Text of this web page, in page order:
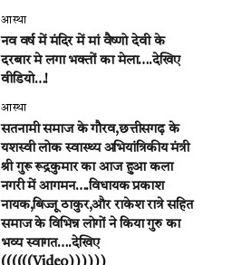
आस्था
नव वर्ष में मंदिर में मां वैष्णो देवी के
दरबार मे लगा भक्तों का मेला….देखिए
वीडियो…!
आस्था
सतनामी समाज के गौरव,छत्तीसगढ़ के
यशस्वी लोक स्वास्थ्य अभियांत्रिकीय मंत्री
श्री गुरू रूद्रकुमार का आज हुआ कला
नगरी में आगमन….विधायक प्रकाश
नायक,बिज्जू ठाकुर,और राकेश रात्रे सहित
समाज के विभिन्न लोगों ने किया गुरु का
भव्य स्वागत….देखिए